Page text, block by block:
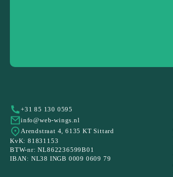
+31 85 130 0595
info@web-wings.nl
Arendstraat 4, 6135 KT Sittard
KvK: 81831153
BTW-nr: NL862236599B01
IBAN: NL38 INGB 0009 0609 79